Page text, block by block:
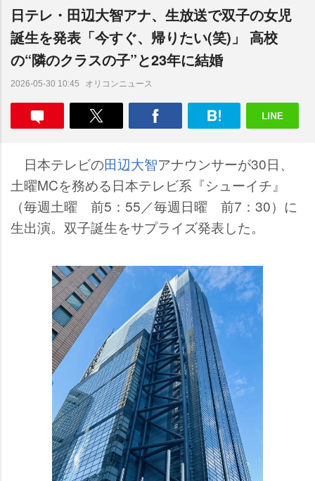
日テレ・田辺大智アナ、生放送で双子の女児
誕生を発表「今すぐ、帰りたい(笑)」 高校
の“隣のクラスの子”と23年に結婚
2026-05-30 10:45 オリコンニュース
日本テレビの田辺大智アナウンサーが30日、
土曜MCを務める日本テレビ系『シューイチ』
（毎週土曜 前5：55／毎週日曜 前7：30）に
生出演。双子誕生をサプライズ発表した。